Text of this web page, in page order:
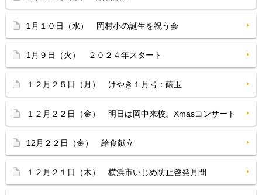
1月１０日（水） 岡村小の誕生を祝う会
1月９日（火） ２０２４年スタート
１２月２５日（月） けやき１月号：繭玉
１２月２２日（金） 明日は岡中来校。Xmasコンサート
12月２２日（金） 給食献立
１２月２１日（木） 横浜市いじめ防止啓発月間